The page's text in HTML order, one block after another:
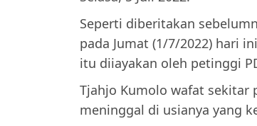
Seperti diberitakan
pada Jumat (1/7/2022) hari
itu diiayakan oleh petinggi
Tjahjo Kumolo wafat sekitar
meninggal di usianya yang